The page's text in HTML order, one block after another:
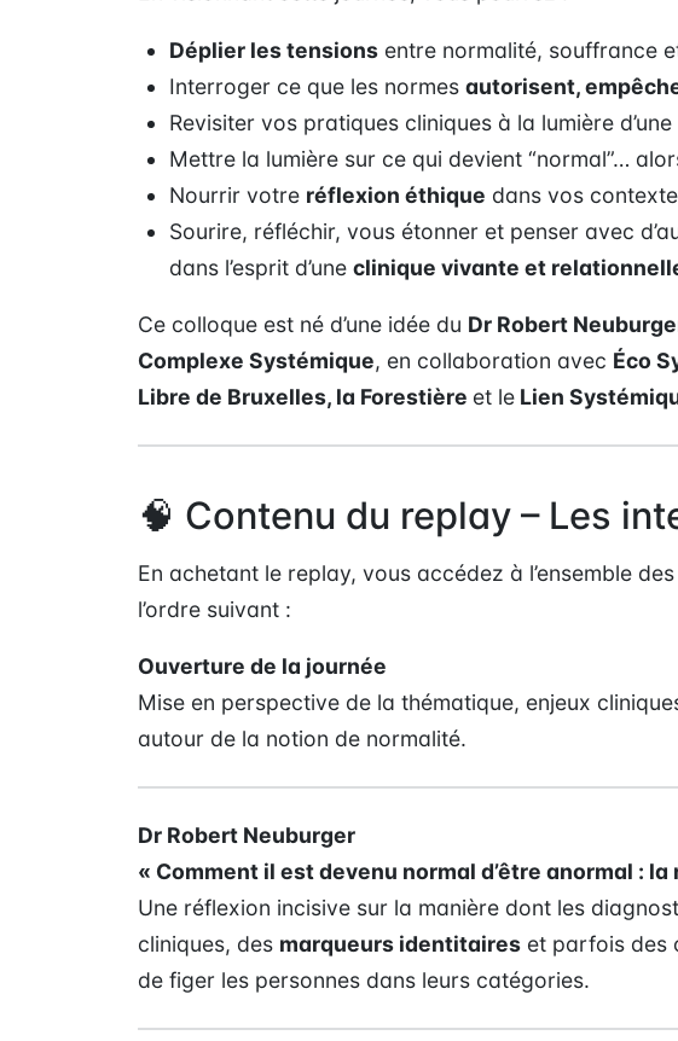
Déplier les tensions entre normalité, souffrance
Interroger ce que les normesautorisent,
Revisiter vos pratiques cliniques à la lumière d’une
Mettre la lumière sur ce qui devient “normal”…
Nourrir votre réflexion éthique dans vos
Sourire, réfléchir, vous étonner et penser avec
dans l’esprit d’uneclinique vivante et
Ce colloque est né d’une idée du Dr Robert
Complexe Systémique, en collaboration avec Éco
Libre de Bruxelles, la Forestière et le Lien
🧠 Contenu du replay – Les
En achetant le replay, vous accédez à l’ensemble
l’ordre suivant :
Ouverture de la journée
Mise en perspective de la thématique, enjeux
autour de la notion de normalité.
Dr Robert Neuburger
« Comment il est devenu normal d’être anormal :
Une réflexion incisive sur la manière dont les
cliniques, des marqueurs identitaires et parfois des
de figer les personnes dans leurs catégories.